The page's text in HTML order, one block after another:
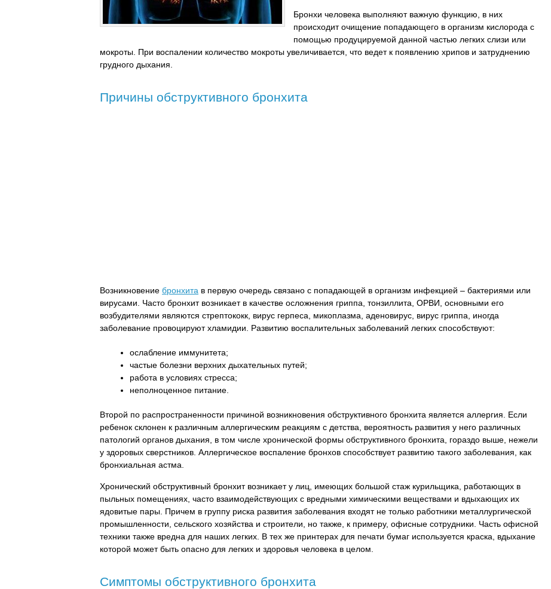
Бронхи человека выполняют важную функцию, в них
происходит очищение попадающего в организм кислорода с
помощью продуцируемой данной частью легких слизи или
мокроты. При воспалении количество мокроты увеличивается, что ведет к появлению хрипов и затруднению
грудного дыхания.
Причины обструктивного бронхита
Возникновение бронхита в первую очередь связано с попадающей в организм инфекцией – бактериями или
вирусами. Часто бронхит возникает в качестве осложнения гриппа, тонзиллита, ОРВИ, основными его
возбудителями являются стрептококк, вирус герпеса, микоплазма, аденовирус, вирус гриппа, иногда
заболевание провоцируют хламидии. Развитию воспалительных заболеваний легких способствуют:
ослабление иммунитета;
частые болезни верхних дыхательных путей;
работа в условиях стресса;
неполноценное питание.
Второй по распространенности причиной возникновения обструктивного бронхита является аллергия. Если
ребенок склонен к различным аллергическим реакциям с детства, вероятность развития у него различных
патологий органов дыхания, в том числе хронической формы обструктивного бронхита, гораздо выше, нежели
у здоровых сверстников. Аллергическое воспаление бронхов способствует развитию такого заболевания, как
бронхиальная астма.
Хронический обструктивный бронхит возникает у лиц, имеющих большой стаж курильщика, работающих в
пыльных помещениях, часто взаимодействующих с вредными химическими веществами и вдыхающих их
ядовитые пары. Причем в группу риска развития заболевания входят не только работники металлургической
промышленности, сельского хозяйства и строители, но также, к примеру, офисные сотрудники. Часть офисной
техники также вредна для наших легких. В тех же принтерах для печати бумаг используется краска, вдыхание
которой может быть опасно для легких и здоровья человека в целом.
Симптомы обструктивного бронхита